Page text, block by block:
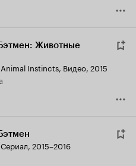
Животные
Instincts, Видео, 2015
Сериал, 2015–2016